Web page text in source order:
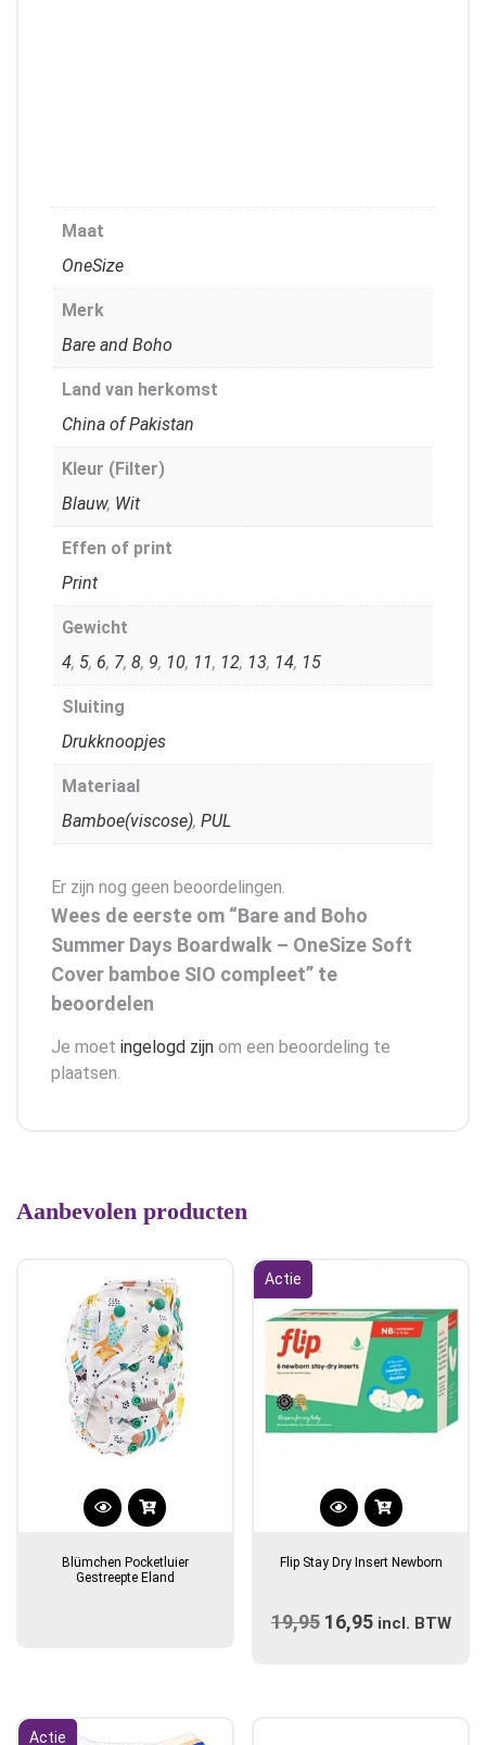
Maat
OneSize
Merk
Bare and Boho
Land van herkomst
China of Pakistan
Kleur (Filter)
Blauw, Wit
Effen of print
Print
Gewicht
4, 5, 6, 7, 8, 9, 10, 11, 12, 13, 14, 15
Sluiting
Drukknoopjes
Materiaal
Bamboe(viscose), PUL
Er zijn nog geen beoordelingen.
Wees de eerste om “Bare and Boho
Summer Days Boardwalk – OneSize Soft
Cover bamboe SIO compleet” te
beoordelen
Je moet ingelogd zijn om een beoordeling te
plaatsen.
Aanbevolen producten
Blümchen Pocketluier
Gestreepte Eland
Actie
Dit
heeft
variaties.
Flip Stay Dry Insert Newborn
19,95 Oorspronkelijke
16,95Huidige
incl. BTW
Actie